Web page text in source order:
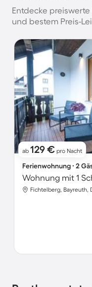
Entdecke
und bestem Preis-
ab 129 € pro Nacht
Ferienwohnung ∙ 2
Fichtelberg, Bayreuth,